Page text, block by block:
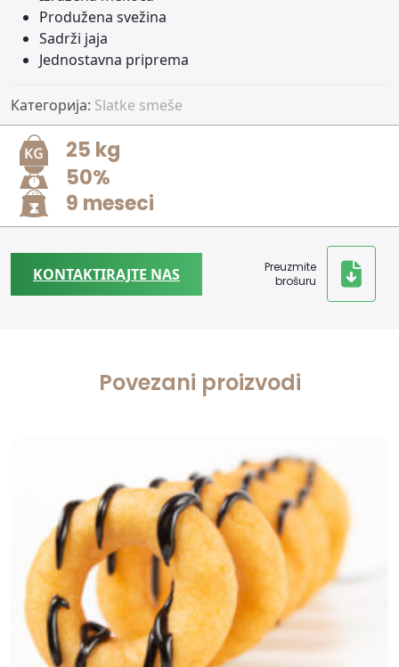
Produžena svežina
Sadrži jaja
Jednostavna priprema
Категорија: Slatke smeše
25 kg
50%
9 meseci
KONTAKTIRAJTE NAS
Preuzmite
brošuru
Povezani proizvodi